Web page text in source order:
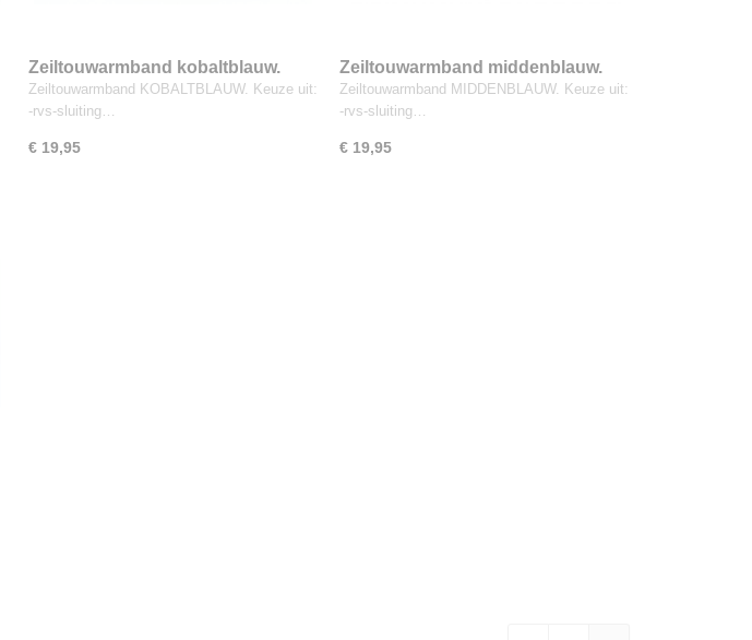
Zeiltouwarmband kobaltblauw.
Zeiltouwarmband KOBALTBLAUW. Keuze uit:
-rvs-sluiting…
€ 19,95
Zeiltouwarmband middenblauw.
Zeiltouwarmband MIDDENBLAUW. Keuze uit:
-rvs-sluiting…
€ 19,95